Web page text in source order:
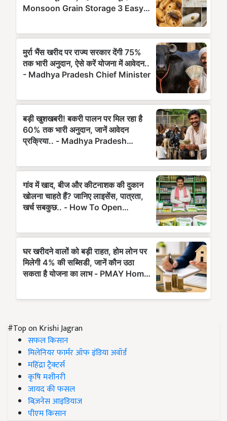
#Top on Krishi Jagran
सफल किसान
मिलेनियर फार्मर ऑफ इंडिया अवॉर्ड
महिंद्रा ट्रैक्टर्स
कृषि मशीनरी
जायद की फसल
बिज़नेस आइडियाज
पीएम किसान